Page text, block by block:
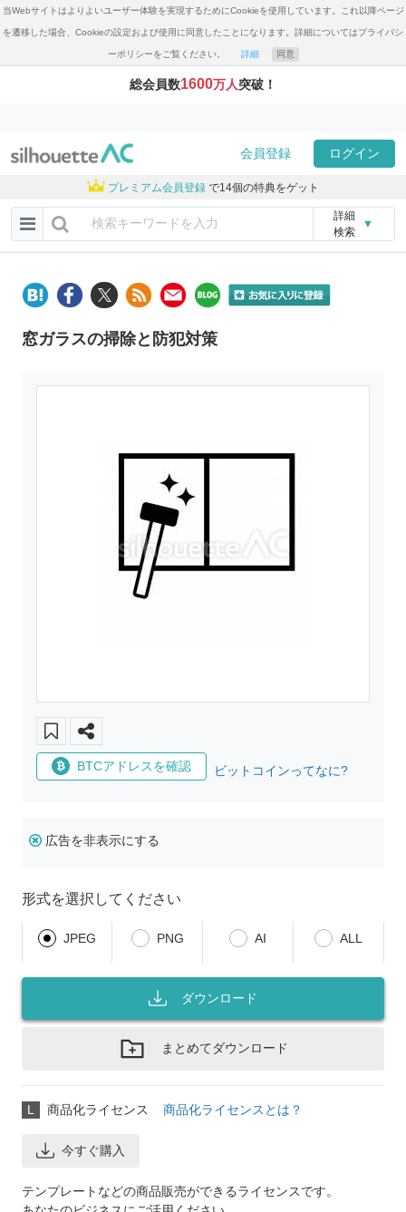
当Webサイトはよりよいユーザー体験を実現するためにCookieを使用しています。これ以降ページ
を遷移した場合、Cookieの設定および使用に同意したことになります。詳細についてはプライバシ
ーポリシーをご覧ください。 詳細 同意
総会員数1600万人突破！
会員登録 ログイン
プレミアム会員登録 で14個の特典をゲット
詳細
検索
▼
窓ガラスの掃除と防犯対策
BTCアドレスを確認 ビットコインってなに?
広告を非表示にする
形式を選択してください
JPEG PNG AI ALL
ダウンロード
まとめてダウンロード
L 商品化ライセンス 商品化ライセンスとは？
今すぐ購入
テンプレートなどの商品販売ができるライセンスです。